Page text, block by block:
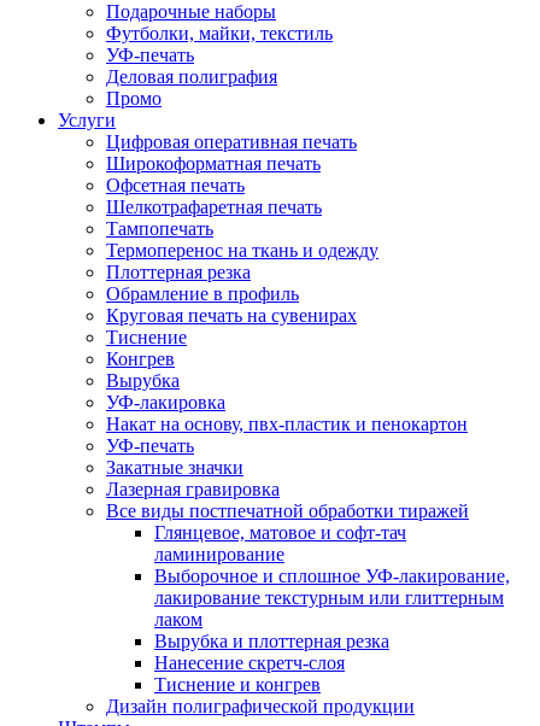
Подарочные наборы
Футболки, майки, текстиль
УФ-печать
Деловая полиграфия
Промо
Услуги
Цифровая оперативная печать
Широкоформатная печать
Офсетная печать
Шелкотрафаретная печать
Тампопечать
Термоперенос на ткань и одежду
Плоттерная резка
Обрамление в профиль
Круговая печать на сувенирах
Тиснение
Конгрев
Вырубка
УФ-лакировка
Накат на основу, пвх-пластик и пенокартон
УФ-печать
Закатные значки
Лазерная гравировка
Все виды постпечатной обработки тиражей
Глянцевое, матовое и софт-тач
ламинирование
Выборочное и сплошное УФ-лакирование,
лакирование текстурным или глиттерным
лаком
Вырубка и плоттерная резка
Нанесение скретч-слоя
Тиснение и конгрев
Дизайн полиграфической продукции